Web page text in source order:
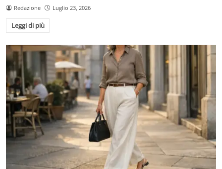
Redazione Luglio 23, 2026
Leggi di più